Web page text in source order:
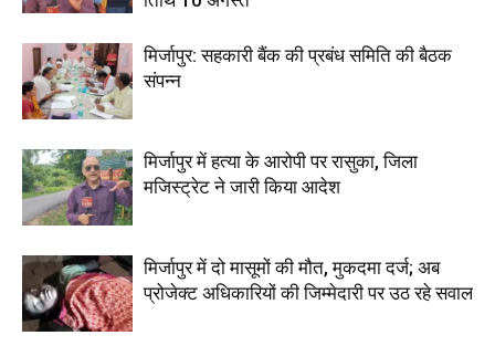
मिर्जापुर: सहकारी बैंक की प्रबंध समिति की बैठक
संपन्न
मिर्जापुर में हत्या के आरोपी पर रासुका, जिला
मजिस्ट्रेट ने जारी किया आदेश
मिर्जापुर में दो मासूमों की मौत, मुकदमा दर्ज; अब
प्रोजेक्ट अधिकारियों की जिम्मेदारी पर उठ रहे सवाल